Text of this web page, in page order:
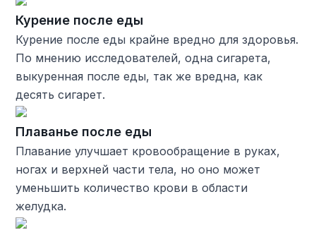
Курение после еды
Курение после еды крайне вредно для здоровья.
По мнению исследователей, одна сигарета,
выкуренная после еды, так же вредна, как
десять сигарет.
Плаванье после еды
Плавание улучшает кровообращение в руках,
ногах и верхней части тела, но оно может
уменьшить количество крови в области
желудка.